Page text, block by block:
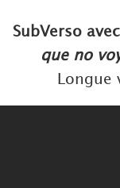
SubVerso
que no
Longue